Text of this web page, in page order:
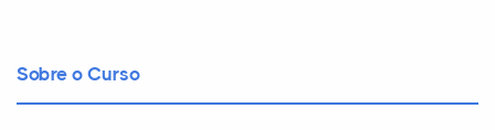
Sobre o Curso